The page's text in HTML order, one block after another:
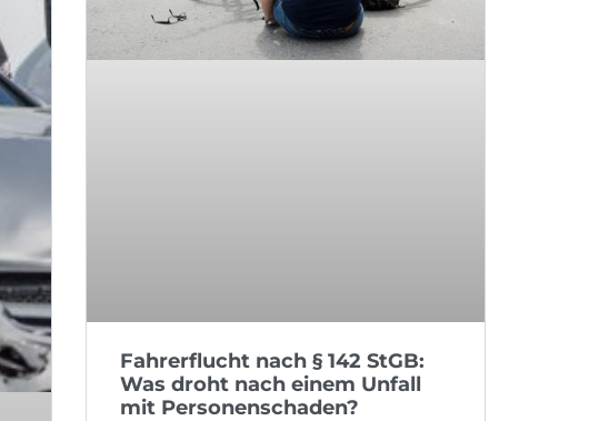
Fahrerflucht nach § 142 StGB:
Was droht nach einem Unfall
mit Personenschaden?